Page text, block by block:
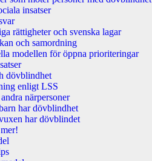
insatser
rättigheter och svenska lagar
och samordning
modellen för öppna prioriteringar
dövblindhet
enligt LSS
närpersoner
har dövblindhet
har dövblindet